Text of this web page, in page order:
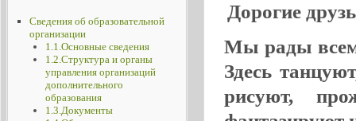
Сведения об образовательной
организации
1.1.Основные сведения
1.2.Структура и органы
управления организаций
дополнительного
образования
1.3.Документы
Дорогие
Мы рады всем,
Здесь
рисуют,